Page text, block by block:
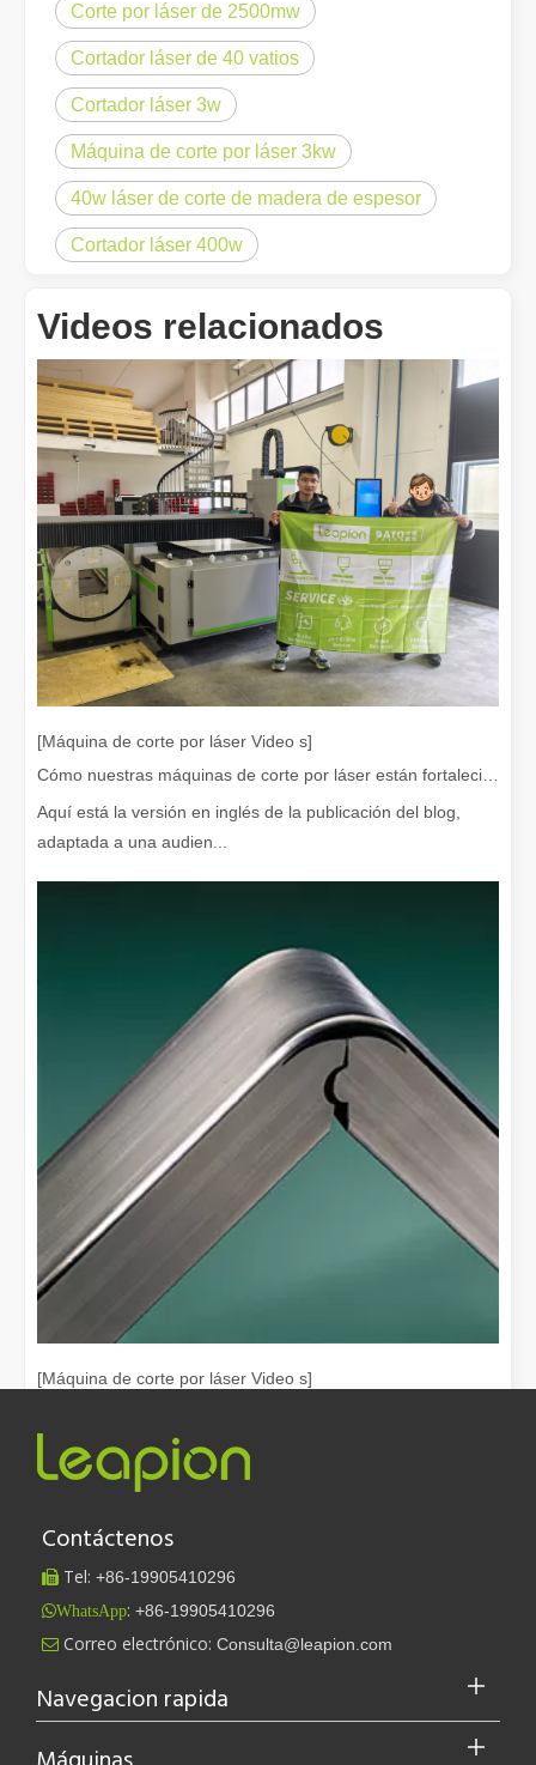
Las máquinas de corte por láser son una herramienta
En la fabricación y la ingeniería modernas, la precisión y la
Saliendo del ajetreo y el bullicio, nos embarcamos en un viaje
Leapion actualmente exhibe sus equipos láser en el stand 18.1E12 de la Feria de Cantón.
Corte por láser de 2500mw
Cortador láser de 40 vatios
Cortador láser 3w
Máquina de corte por láser 3kw
40w láser de corte de madera de espesor
Cortador láser 400w
Videos relacionados
[Máquina de corte por láser Video s]
Aquí está la versión en inglés de la publicación del blog,
adaptada a una audien...
[Máquina de corte por láser Video s]
Guía 2026: Cómo las máquinas cortadoras de tubos por
láser de fibra están revolu...
Contáctenos
 Tel: +86-19905410296
WhatsApp: +86-19905410296
 Correo electrónico: Consulta@leapion.com
Navegacion rapida
Máquinas